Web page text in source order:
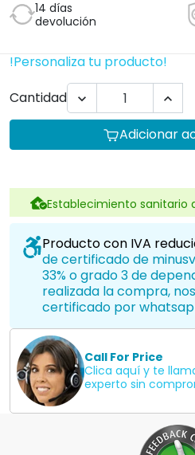
14 días
devolución
!Personaliza tu producto!
Cantidad
 
Adicionar
Establecimiento sanitario
Producto con IVA
de certificado de
33% o grado 3 de
realizada la compra,
certificado por
Call For Price
Clica aquí y te
experto sin